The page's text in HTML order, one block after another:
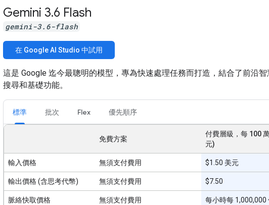
Gemini 3.6 Flash
gemini-3.6-flash
在 Google AI Studio 中試用
這是 Google 迄今最聰明的模型，專為快速處理任務而打造，結合了前沿
搜尋和基礎功能。
標準 批次 Flex 優先順序
免費方案
付費層級，每 100
元)
輸入價格 無須支付費用 $1.50 美元
輸出價格 (含思考代幣) 無須支付費用 $7.50
脈絡快取價格 無須支付費用
每小時每 1,000,000